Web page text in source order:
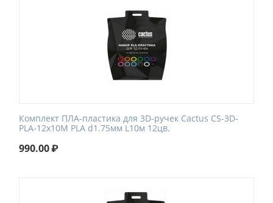
Комплект ПЛА-пластика для 3D-ручек Cactus CS-3D-
PLA-12x10M PLA d1.75мм L10м 12цв.
990.00₽